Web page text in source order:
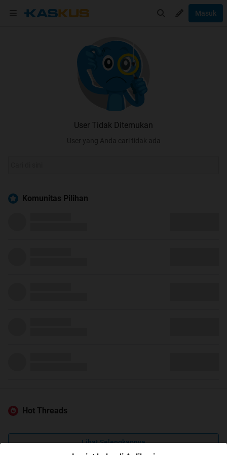
Masuk
User Tidak Ditemukan
User yang Anda cari tidak ada
Komunitas Pilihan
Hot Threads
Lihat Selengkapnya